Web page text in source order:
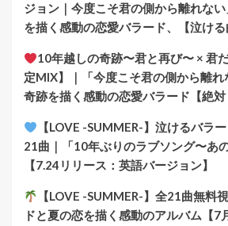
ジョン｜今度こそ君の側から離れな
を描く感動の恋愛バラード、【泣ける
10年越しの奇跡〜君と再び〜 × 君
定MIX】｜「今度こそ君の側から離
奇跡を描く感動の恋愛バラード【絶対
【LOVE -SUMMER-】泣けるバラ
21曲｜「10年ぶりのラブソング〜あ
【7.24リリース：英語バージョン】
【LOVE -SUMMER-】全21曲無料
ドと夏の恋を描く感動のアルバム【7